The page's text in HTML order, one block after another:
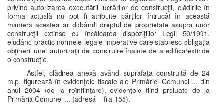
privind autorizarea executării lucrărilor de construcţii, clădirile în
forma actuală nu pot fi atribuite părţilor întrucât în această
manieră acestea ar dobândi dreptul de proprietate asupra unor
construcţii extinse cu încălcarea dispoziţiilor Legii 50/1991,
eludând practic normele legale imperative care stabilesc obligaţia
obţinerii unei autorizaţii de construire înainte de a edifica/extinde
o construcţie.
Astfel, clădirea anexă având suprafaţa construită de 24
m.p. figurează în evidenţele fiscale ale Primăriei Comunei ... din
anul 2004 (de la reînfiinţare), evidenţele fiind preluate de la
Primăria Comunei ... (adresă – fila 155).